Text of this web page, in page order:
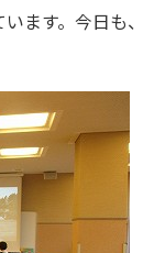
ます。今日も、